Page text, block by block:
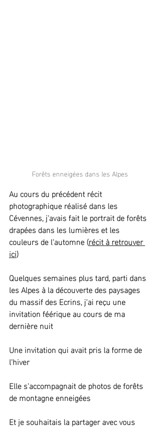
Forêts enneigées dans les Alpes
Au cours du précédent récit
photographique réalisé dans les
Cévennes, j'avais fait le portrait de forêts
drapées dans les lumières et les
couleurs de l'automne (récit à retrouver
ici)
Quelques semaines plus tard, parti dans
les Alpes à la découverte des paysages
du massif des Ecrins, j'ai reçu une
invitation féérique au cours de ma
dernière nuit
Une invitation qui avait pris la forme de
l'hiver
Elle s'accompagnait de photos de forêts
de montagne enneigées
Et je souhaitais la partager avec vous